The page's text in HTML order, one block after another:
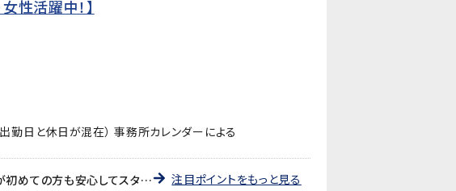
性活躍中！】
勤日と休日が混在） 事務所カレンダーによる
《未経験歓迎・先輩が丁寧に教えます》教育研修制度が充実しているので、製造・検査業務が初めての方も安心してスタートできます。アットホームな職場で長く働きやすい環境です。
注目ポイントをもっと見る